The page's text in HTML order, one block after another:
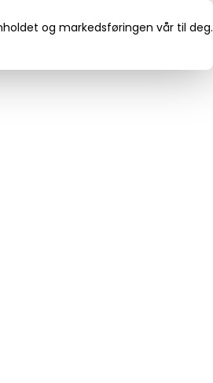
og markedsføringen vår til deg.